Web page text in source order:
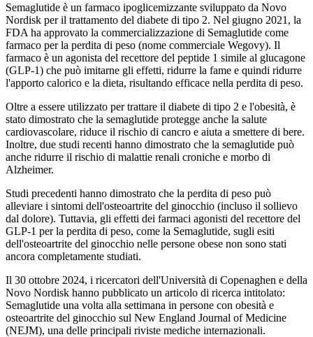
Semaglutide è un farmaco ipoglicemizzante sviluppato da Novo
Nordisk per il trattamento del diabete di tipo 2. Nel giugno 2021, la
FDA ha approvato la commercializzazione di Semaglutide come
farmaco per la perdita di peso (nome commerciale Wegovy). Il
farmaco è un agonista del recettore del peptide 1 simile al glucagone
(GLP-1) che può imitarne gli effetti, ridurre la fame e quindi ridurre
l'apporto calorico e la dieta, risultando efficace nella perdita di peso.
Oltre a essere utilizzato per trattare il diabete di tipo 2 e l'obesità, è
stato dimostrato che la semaglutide protegge anche la salute
cardiovascolare, riduce il rischio di cancro e aiuta a smettere di bere.
Inoltre, due studi recenti hanno dimostrato che la semaglutide può
anche ridurre il rischio di malattie renali croniche e morbo di
Alzheimer.
Studi precedenti hanno dimostrato che la perdita di peso può
alleviare i sintomi dell'osteoartrite del ginocchio (incluso il sollievo
dal dolore). Tuttavia, gli effetti dei farmaci agonisti del recettore del
GLP-1 per la perdita di peso, come la Semaglutide, sugli esiti
dell'osteoartrite del ginocchio nelle persone obese non sono stati
ancora completamente studiati.
Il 30 ottobre 2024, i ricercatori dell'Università di Copenaghen e della
Novo Nordisk hanno pubblicato un articolo di ricerca intitolato:
Semaglutide una volta alla settimana in persone con obesità e
osteoartrite del ginocchio sul New England Journal of Medicine
(NEJM), una delle principali riviste mediche internazionali.